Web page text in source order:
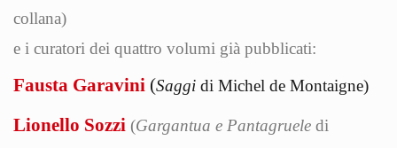
collana)
e i curatori dei quattro volumi già pubblicati:
Fausta Garavini (Saggi di Michel de Montaigne)
Lionello Sozzi (Gargantua e Pantagruele di